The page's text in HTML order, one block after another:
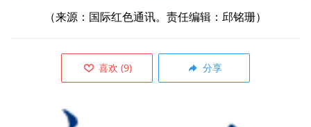
（来源：国际红色通讯。责任编辑：邱铭珊）
喜欢 (9) 分享